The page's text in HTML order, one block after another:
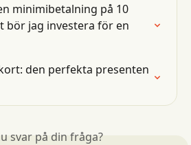
minimibetalning på 10
bör jag investera för en
den perfekta presenten
svar på din fråga?